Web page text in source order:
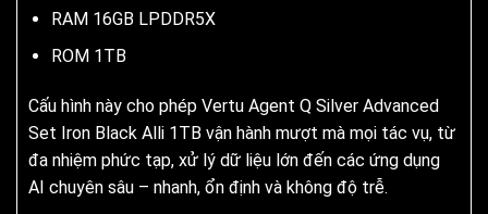
RAM 16GB LPDDR5X
ROM 1TB
Cấu hình này cho phép Vertu Agent Q Silver Advanced
Set Iron Black Alli 1TB vận hành mượt mà mọi tác vụ, từ
đa nhiệm phức tạp, xử lý dữ liệu lớn đến các ứng dụng
AI chuyên sâu – nhanh, ổn định và không độ trễ.